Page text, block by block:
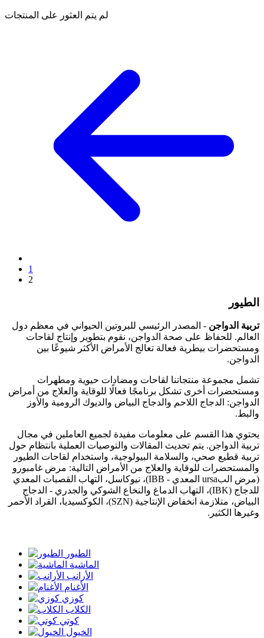
لم يتم العثور على المنتجات
1
2
الطيور
تربية الدواجن - المصدر الرئيسي للبروتين الحيواني في معظم دول
العالم. للحفاظ على صحة الدواجن، نقوم بتطوير وإنتاج لقاحات
ومستحضرات بيطرية فعالة تعالج الأمراض الأكثر شيوعًا بين
الدواجن.
تشمل مجموعة منتجاتنا لقاحات ومضادات حيوية ومطهرات
ومستحضرات أخرى تشكل برنامجًا فعالًا للوقاية والعلاج من أمراض
الدواجن: الدجاج اللاحم والدجاج البياض والديوك الرومية والأوز
والبط.
يحتوي هذا القسم على معلومات مفيدة لجميع العاملين في مجال
تربية الدواجن. يتم تحديث المقالات والتوصيات العملية بانتظام حول
تربية قطيع صحي، والسلامة البيولوجية، واستخدام لقاحات الطيور
والمستحضرات للوقاية والعلاج من الأمراض التالية: مرض غامبورو
(مرض البursa المعدي - IBB)، نيوكاسل، التهاب القصبات المعدي
للدجاج (IBK)، التهاب الدماغ والنخاع الشوكي والجدري - الدجاج
البياض، متلازمة انخفاض الإنتاجية (SZN)، الكوكسيديا، القراد الأحمر
وغيرها الكثير.
الطيور
الماشية
الأرانب
الأغنام
كوزي
الكلاب
كوتي
الخيول